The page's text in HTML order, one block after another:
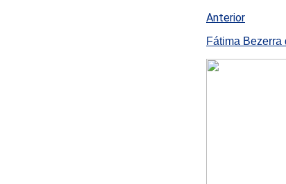
Anterior
Fátima Bezerra